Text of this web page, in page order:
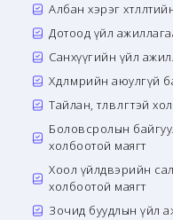
Албан хэрэг
Дотоод үйл
Санхүүгийн үйл
Хөдөлмөрийн аюулгүй
Тайлан, төлөвлөгөөтэй
Боловсролын
холбоотой маягт
Хоол үйлдвэрийн
холбоотой маягт
Зочид буудлын үйл